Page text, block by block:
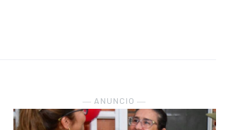
― ANUNCIO ―